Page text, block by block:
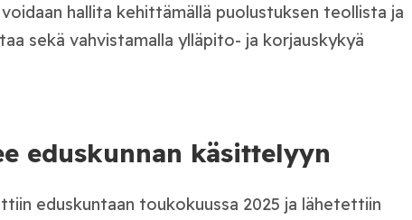
hallita kehittämällä puolustuksen teollista ja
sekä vahvistamalla ylläpito- ja korjauskykyä
eduskunnan käsittelyyn
eduskuntaan toukokuussa 2025 ja lähetettiin